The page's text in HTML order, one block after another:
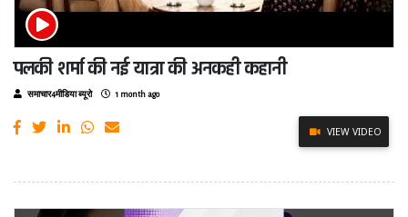
पलकी शर्मा की नई यात्रा की अनकही कहानी
समाचार4मीडिया ब्यूरो 1 month ago
VIEW VIDEO